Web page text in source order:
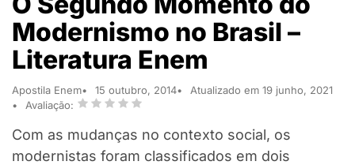
Modernismo no Brasil –
Literatura Enem
Apostila Enem 15 outubro, 2014
Atualizado em 19 junho, 2021
Avaliação:
Com as mudanças no contexto social, os
modernistas foram classificados em dois